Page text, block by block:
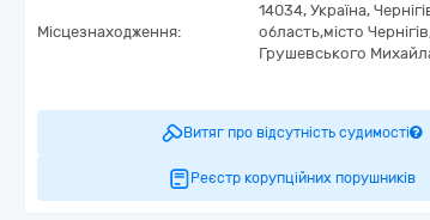
Місцезнаходження:
14034, Україна,
область,місто
Грушевського
Витяг про відсутність судимості
Реєстр корупційних порушників